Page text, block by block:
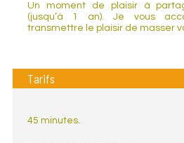
Un moment de plaisir à
(jusqu’à 1 an). Je vous
transmettre le plaisir de masser
Tarifs
45 minutes.